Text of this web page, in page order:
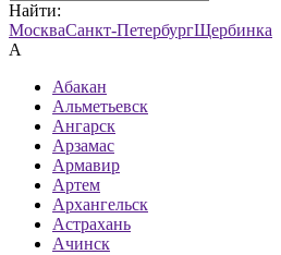
Найти:
МоскваСанкт-ПетербургЩербинка
А
Абакан
Альметьевск
Ангарск
Арзамас
Армавир
Артем
Архангельск
Астрахань
Ачинск